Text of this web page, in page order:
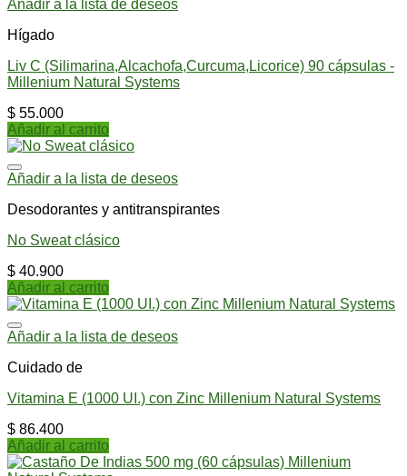
Añadir a la lista de deseos
Hígado
Liv C (Silimarina,Alcachofa,Curcuma,Licorice) 90 cápsulas -
Millenium Natural Systems
$ 55.000
Añadir al carrito
Añadir a la lista de deseos
Desodorantes y antitranspirantes
No Sweat clásico
$ 40.900
Añadir al carrito
Añadir a la lista de deseos
Cuidado de
Vitamina E (1000 UI.) con Zinc Millenium Natural Systems
$ 86.400
Añadir al carrito